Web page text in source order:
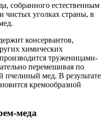
собранного естественным
чистых уголках страны, в
консервантов,
химических
труженицами-
перемешивая по
пчелиный мед. В результате
кремообразной
меда